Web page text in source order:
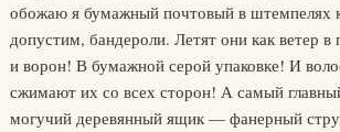
обожаю я бумажный почтовый в штемпелях
допустим, бандероли. Летят они как ветер в
и ворон! В бумажной серой упаковке! И
сжимают их со всех сторон! А самый
могучий деревянный ящик — фанерный